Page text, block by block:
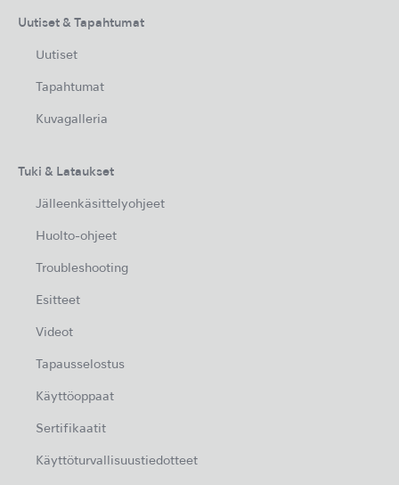
Uutiset & Tapahtumat
Uutiset
Tapahtumat
Kuvagalleria
Tuki & Lataukset
Jälleenkäsittelyohjeet
Huolto-ohjeet
Troubleshooting
Esitteet
Videot
Tapausselostus
Käyttöoppaat
Sertifikaatit
Käyttöturvallisuustiedotteet